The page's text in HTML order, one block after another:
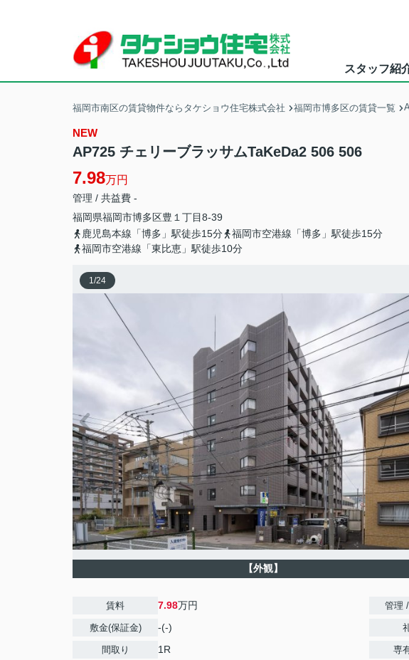
スタッフ紹
福岡市南区の賃貸物件ならタケショウ住宅株式会社 福岡市博多区の賃貸一覧
NEW
AP725 チェリーブラッサムTaKeDa2 506 506
7.98万円
管理 / 共益費 -
福岡県福岡市博多区豊 １丁目8-39
鹿児島本線「博多」駅徒歩15分
福岡市空港線「博多」駅徒歩15分
福岡市空港線「東比恵」駅徒歩10分
1/24
【外観】
賃料 7.98万円
敷金(保証金) -(-)
間取り 1R
管理
専